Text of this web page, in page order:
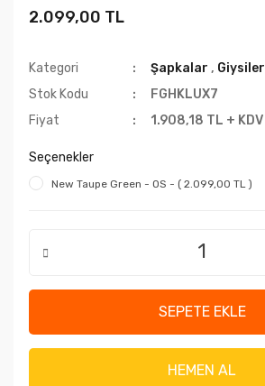
2.099,00 TL
Kategori Şapkalar , Giysiler
Stok Kodu
FGHKLUX7
Fiyat
1.908,18 TL + KDV
Seçenekler
New Taupe Green - OS - ( 2.099,00 TL )
SEPETE EKLE
HEMEN AL